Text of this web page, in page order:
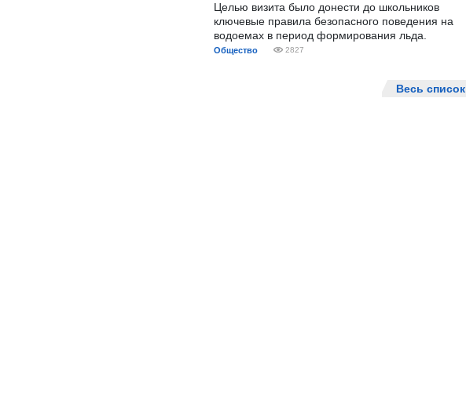
Целью визита было донести до школьников
ключевые правила безопасного поведения на
водоемах в период формирования льда.
Общество 2827
Весь список